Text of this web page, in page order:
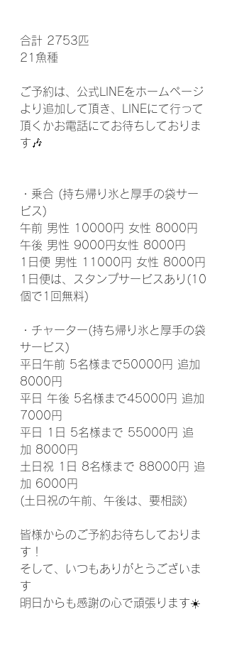
合計 2753匹
21魚種
ご予約は、公式LINEをホームページ
より追加して頂き、LINEにて行って
頂くかお電話にてお待ちしておりま
す🎶
・乗合 (持ち帰り氷と厚手の袋サー
ビス)
午前 男性 10000円 女性 8000円
午後 男性 9000円女性 8000円
1日便 男性 11000円 女性 8000円
1日便は、スタンプサービスあり(10
個で1回無料)
・チャーター(持ち帰り氷と厚手の袋
サービス)
平日午前 5名様まで50000円 追加
8000円
平日 午後 5名様まで45000円 追加
7000円
平日 1日 5名様まで 55000円 追
加 8000円
土日祝 1日 8名様まで 88000円 追
加 6000円
(土日祝の午前、午後は、要相談)
皆様からのご予約お待ちしておりま
す！
そして、いつもありがとうございま
す
明日からも感謝の心で頑張ります☀️